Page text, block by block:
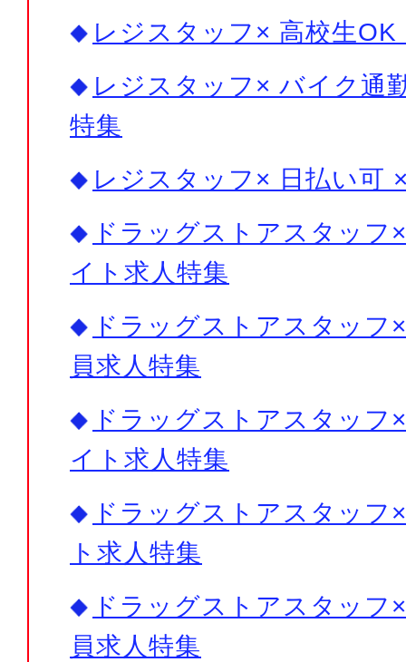
レジスタッフ× 高校生
レジスタッフ× バイク通
特集
レジスタッフ× 日払い可
ドラッグストアスタッフ
イト求人特集
ドラッグストアスタッフ
員求人特集
ドラッグストアスタッフ
イト求人特集
ドラッグストアスタッフ
ト求人特集
ドラッグストアスタッフ
員求人特集